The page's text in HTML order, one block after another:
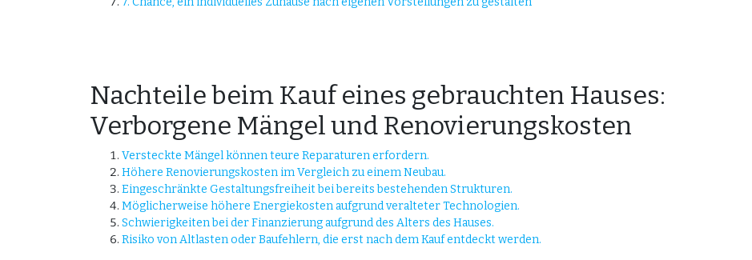
Nachteile beim Kauf eines gebrauchten Hauses:
Verborgene Mängel und Renovierungskosten
Versteckte Mängel können teure Reparaturen erfordern.
Höhere Renovierungskosten im Vergleich zu einem Neubau.
Eingeschränkte Gestaltungsfreiheit bei bereits bestehenden Strukturen.
Möglicherweise höhere Energiekosten aufgrund veralteter Technologien.
Schwierigkeiten bei der Finanzierung aufgrund des Alters des Hauses.
Risiko von Altlasten oder Baufehlern, die erst nach dem Kauf entdeckt werden.